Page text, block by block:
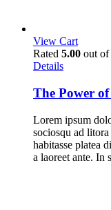
View Cart
Rated 5.00 out of
Details
The Power
Lorem ipsum
sociosqu ad
habitasse platea
a laoreet ante. In